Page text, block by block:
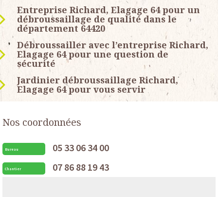
Entreprise Richard, Elagage 64 pour un
débroussaillage de qualité dans le
département 64420
Débroussailler avec l’entreprise Richard,
Elagage 64 pour une question de
sécurité
Jardinier débroussaillage Richard,
Elagage 64 pour vous servir
Nos coordonnées
Bureau 05 33 06 34 00
Chantier 07 86 88 19 43